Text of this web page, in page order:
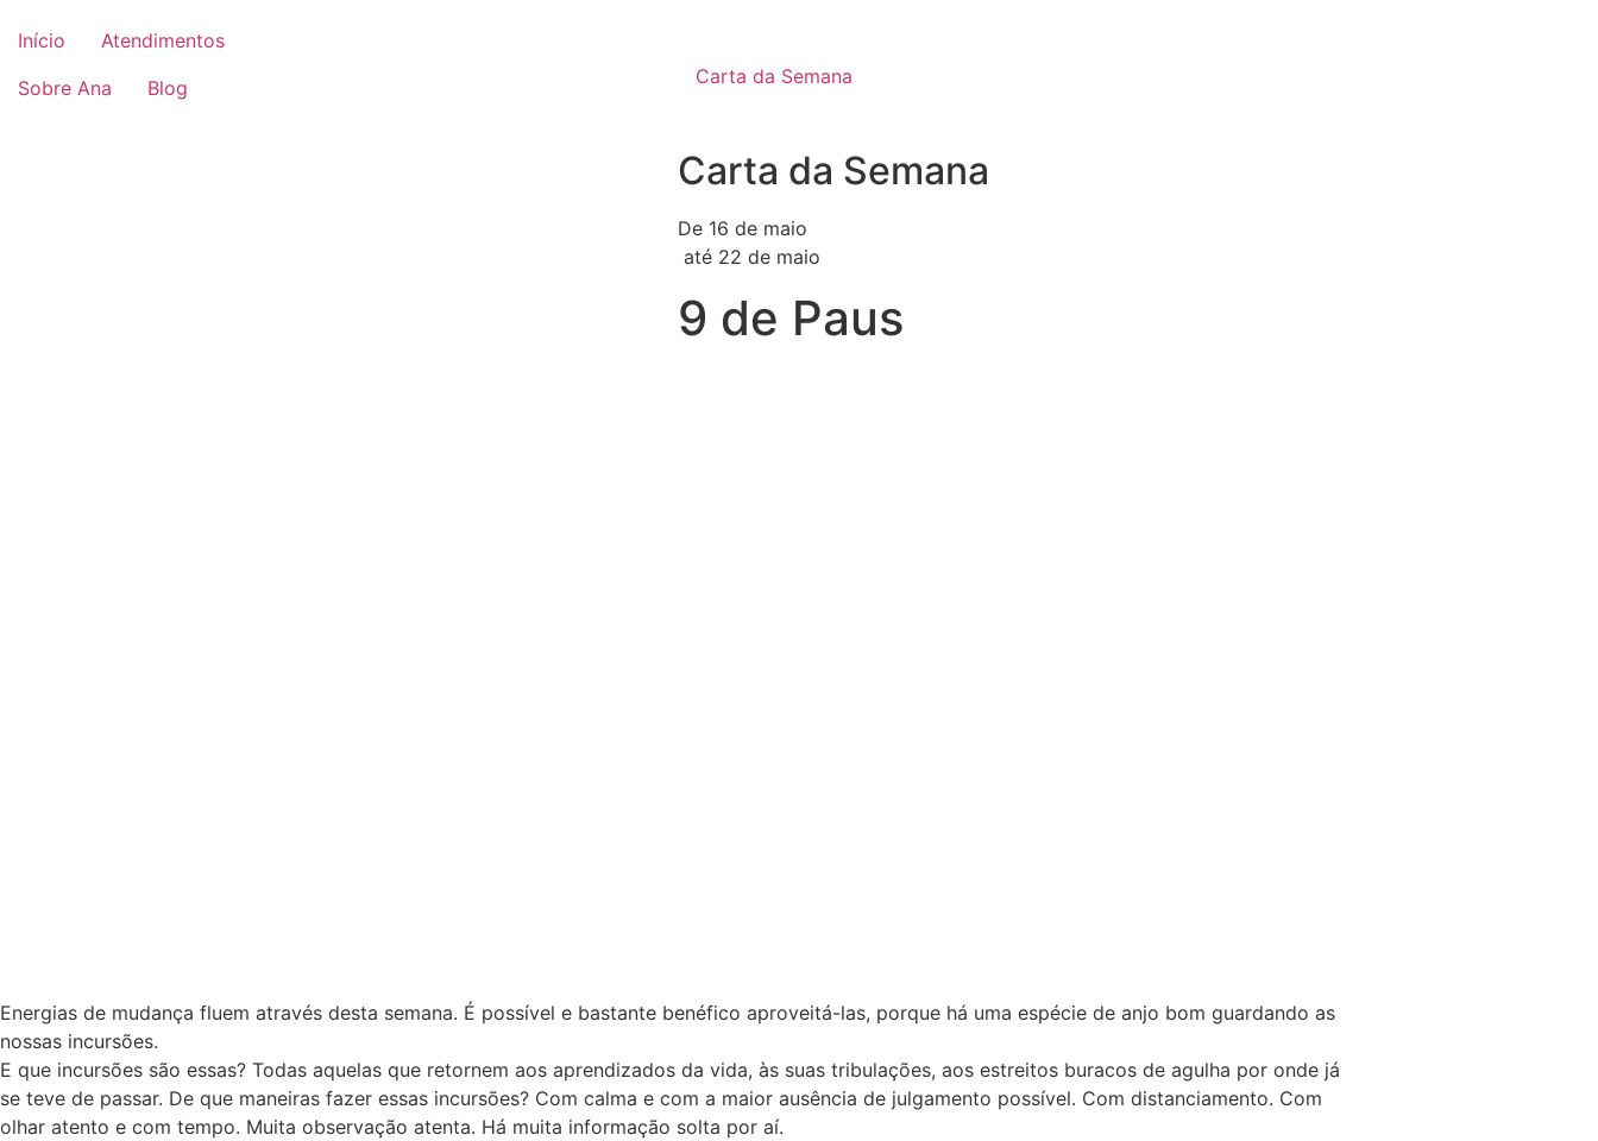
Início
Atendimentos
Sobre Ana
Blog Carta da Semana
Carta da Semana
De 16 de maio
até 22 de maio
9 de Paus
Energias de mudança fluem através desta semana. É possível e bastante benéfico aproveitá-las, porque há uma espécie de anjo bom guardando as
nossas incursões.
E que incursões são essas? Todas aquelas que retornem aos aprendizados da vida, às suas tribulações, aos estreitos buracos de agulha por onde já
se teve de passar. De que maneiras fazer essas incursões? Com calma e com a maior ausência de julgamento possível. Com distanciamento. Com
olhar atento e com tempo. Muita observação atenta. Há muita informação solta por aí.